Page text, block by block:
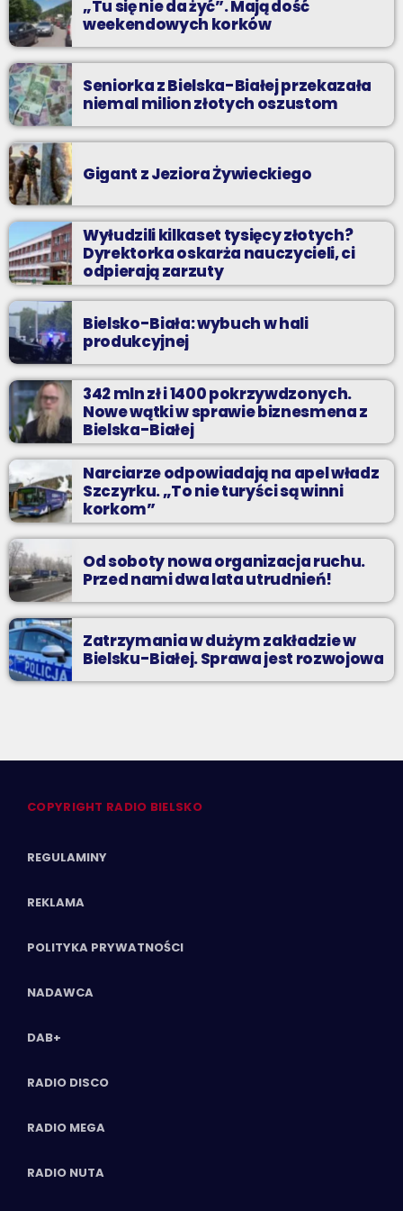
„Tu się nie da żyć”. Mają dość
weekendowych korków
Seniorka z Bielska-Białej przekazała
niemal milion złotych oszustom
Gigant z Jeziora Żywieckiego
Wyłudzili kilkaset tysięcy złotych?
Dyrektorka oskarża nauczycieli, ci
odpierają zarzuty
Bielsko-Biała: wybuch w hali
produkcyjnej
342 mln zł i 1400 pokrzywdzonych.
Nowe wątki w sprawie biznesmena z
Bielska-Białej
Narciarze odpowiadają na apel władz
Szczyrku. „To nie turyści są winni
korkom”
Od soboty nowa organizacja ruchu.
Przed nami dwa lata utrudnień!
Zatrzymania w dużym zakładzie w
Bielsku-Białej. Sprawa jest rozwojowa
COPYRIGHT RADIO BIELSKO
REGULAMINY
REKLAMA
POLITYKA PRYWATNOŚCI
NADAWCA
DAB+
RADIO DISCO
RADIO MEGA
RADIO NUTA